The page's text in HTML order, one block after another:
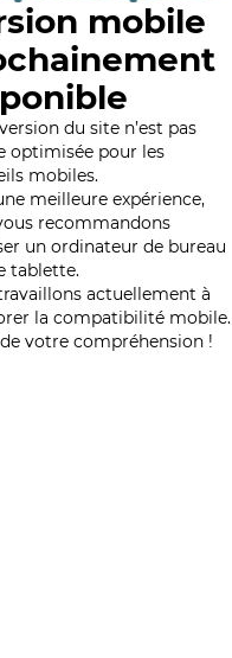
mobile
du site n’est pas
optimisée pour les
mobiles.
meilleure expérience,
recommandons
un ordinateur de bureau
tablette.
actuellement à
la compatibilité mobile.
votre compréhension !